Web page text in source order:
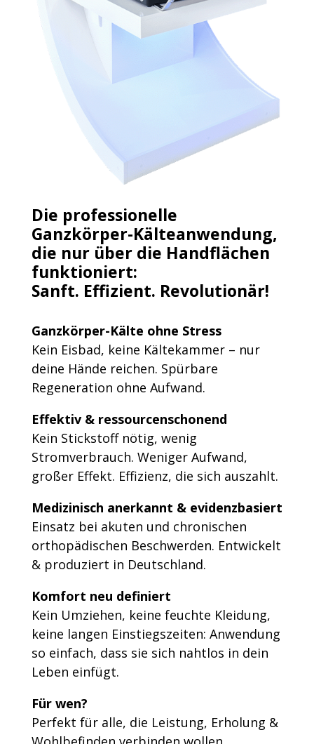
Die professionelle
Ganzkörper-Kälteanwendung,
die nur über die Handflächen
funktioniert:
Sanft. Effizient. Revolutionär!
Ganzkörper-Kälte ohne Stress
Kein Eisbad, keine Kältekammer – nur
deine Hände reichen. Spürbare
Regeneration ohne Aufwand.
Effektiv & ressourcenschonend
Kein Stickstoff nötig, wenig
Stromverbrauch. Weniger Aufwand,
großer Effekt. Effizienz, die sich auszahlt.
Medizinisch anerkannt & evidenzbasiert
Einsatz bei akuten und chronischen
orthopädischen Beschwerden. Entwickelt
& produziert in Deutschland.
Komfort neu definiert
Kein Umziehen, keine feuchte Kleidung,
keine langen Einstiegszeiten: Anwendung
so einfach, dass sie sich nahtlos in dein
Leben einfügt.
Für wen?
Perfekt für alle, die Leistung, Erholung &